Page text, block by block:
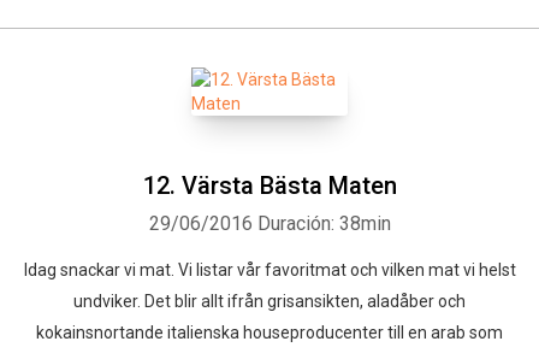
12. Värsta Bästa Maten
29/06/2016 Duración: 38min
Idag snackar vi mat. Vi listar vår favoritmat och vilken mat vi helst
undviker. Det blir allt ifrån grisansikten, aladåber och
kokainsnortande italienska houseproducenter till en arab som